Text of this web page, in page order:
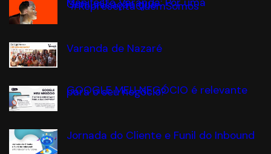
Comunicação que
#RepresentaQuemSomos
Varanda de Nazaré
GOOGLE MEU NEGÓCIO é relevante
para o seu negócio?
Jornada do Cliente e Funil do Inbound